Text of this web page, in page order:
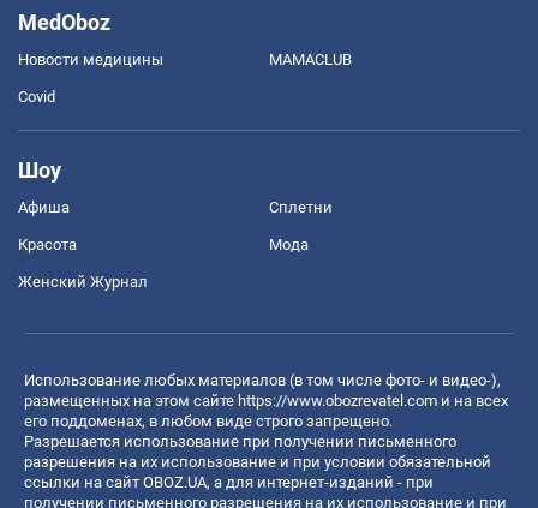
MedOboz
Новости медицины MAMACLUB
Covid
Шоу
Афиша Сплетни
Красота Мода
Женский Журнал
Использование любых материалов (в том числе фото- и видео-),
размещенных на этом сайте https://www.obozrevatel.com и на всех
его поддоменах, в любом виде строго запрещено.
Разрешается использование при получении письменного
разрешения на их использование и при условии обязательной
ссылки на сайт OBOZ.UA, а для интернет-изданий - при
получении письменного разрешения на их использование и при